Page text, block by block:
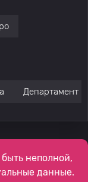
Департамент
неполной,
данные.